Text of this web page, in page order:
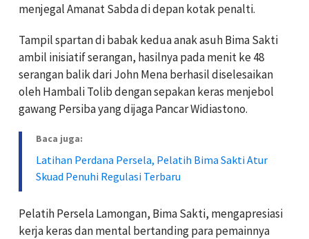
menjegal Amanat Sabda di depan kotak penalti.
Tampil spartan di babak kedua anak asuh Bima Sakti
ambil inisiatif serangan, hasilnya pada menit ke 48
serangan balik dari John Mena berhasil diselesaikan
oleh Hambali Tolib dengan sepakan keras menjebol
gawang Persiba yang dijaga Pancar Widiastono.
Baca juga:
Latihan Perdana Persela, Pelatih Bima Sakti Atur
Skuad Penuhi Regulasi Terbaru
Pelatih Persela Lamongan, Bima Sakti, mengapresiasi
kerja keras dan mental bertanding para pemainnya